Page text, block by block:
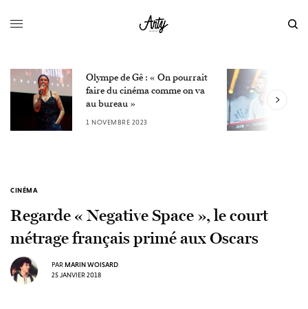
Olympe de Gê : « On pourrait
faire du cinéma comme on va
au bureau »
1 NOVEMBRE 2023
CINÉMA
Regarde « Negative Space », le court
métrage français primé aux Oscars
PAR MARIN WOISARD
25 JANVIER 2018